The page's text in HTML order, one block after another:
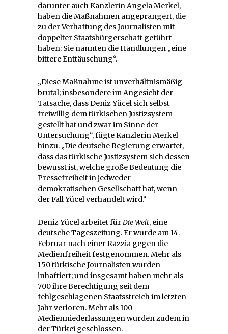
darunter auch Kanzlerin Angela Merkel,
haben die Maßnahmen angeprangert, die
zu der Verhaftung des Journalisten mit
doppelter Staatsbürgerschaft geführt
haben: Sie nannten die Handlungen „eine
bittere Enttäuschung“.
„Diese Maßnahme ist unverhältnismäßig
brutal; insbesondere im Angesicht der
Tatsache, dass Deniz Yücel sich selbst
freiwillig dem türkischen Justizsystem
gestellt hat und zwar im Sinne der
Untersuchung“, fügte Kanzlerin Merkel
hinzu. „Die deutsche Regierung erwartet,
dass das türkische Justizsystem sich dessen
bewusst ist, welche große Bedeutung die
Pressefreiheit in jedweder
demokratischen Gesellschaft hat, wenn
der Fall Yücel verhandelt wird.“
Deniz Yücel arbeitet fürDie Welt, eine
deutsche Tageszeitung. Er wurde am 14.
Februar nach einer Razzia gegen die
Medienfreiheit festgenommen. Mehr als
150 türkische Journalisten wurden
inhaftiert; und insgesamt haben mehr als
700 ihre Berechtigung seit dem
fehlgeschlagenen Staatsstreich im letzten
Jahr verloren. Mehr als 100
Medienniederlassungen wurden zudem in
der Türkei geschlossen.